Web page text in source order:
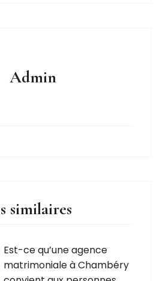
Admin
similaires
Est-ce qu’une agence
matrimoniale à Chambéry